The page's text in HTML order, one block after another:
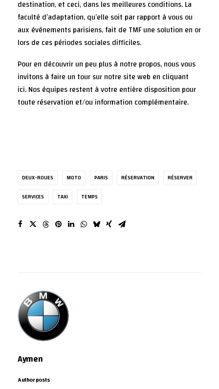
destination, et ceci, dans les meilleures conditions. La
faculté d’adaptation, qu’elle soit par rapport à vous ou
aux événements parisiens, fait de TMF une solution en or
lors de ces périodes sociales difficiles.
Pour en découvrir un peu plus à notre propos, nous vous
invitons à faire un tour sur notre site web en cliquant
ici. Nos équipes restent à votre entière disposition pour
toute réservation et/ou information complémentaire.
DEUX-ROUES MOTO PARIS RÉSERVATION
RÉSERVER
SERVICES
TAXI TEMPS
Aymen
Author posts